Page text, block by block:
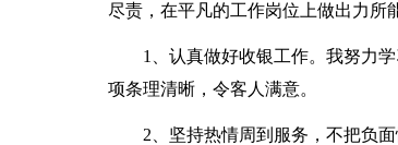
尽责，在平凡的工作岗位上做出力所
1、认真做好收银工作。我努力
项条理清晰，令客人满意。
2、坚持热情周到服务，不把负